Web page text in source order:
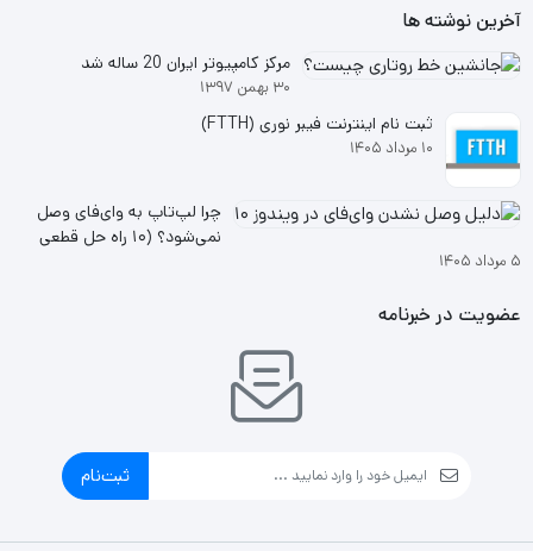
آخرین نوشته ها
مرکز کامپیوتر ایران 20 ساله شد
۳۰ بهمن ۱۳۹۷
ثبت نام اینترنت فیبر نوری (FTTH)
۱۰ مرداد ۱۴۰۵
چرا لپ‌تاپ به وای‌فای وصل
نمی‌شود؟ (۱۰ راه حل قطعی
۵ مرداد ۱۴۰۵
عضویت در خبرنامه
ثبت‌نام